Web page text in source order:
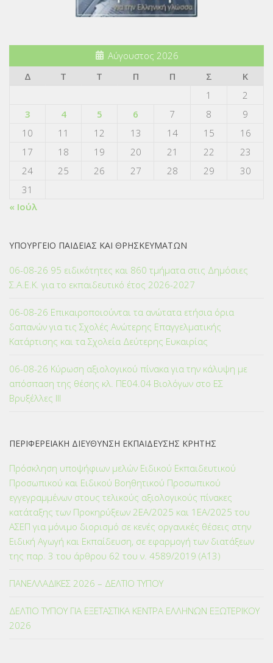
Αύγουστος 2026
Δ
Τ Τ Π Π Σ
Κ
1
2
3
4 5 6 7 8
9
10
11 12 13 14 15
16
17
18 19 20 21 22
23
24
25 26 27 28 29
30
31
« Ιούλ
ΥΠΟΥΡΓΕΙΟ ΠΑΙΔΕΙΑΣ ΚΑΙ ΘΡΗΣΚΕΥΜΑΤΩΝ
06-08-26 95 ειδικότητες και 860 τμήματα στις Δημόσιες
Σ.Α.Ε.Κ. για το εκπαιδευτικό έτος 2026-2027
06-08-26 Επικαιροποιούνται τα ανώτατα ετήσια όρια
δαπανών για τις Σχολές Ανώτερης Επαγγελματικής
Κατάρτισης και τα Σχολεία Δεύτερης Ευκαιρίας
06-08-26 Κύρωση αξιολογικού πίνακα για την κάλυψη με
απόσπαση της θέσης κλ. ΠΕ04.04 Βιολόγων στο ΕΣ
Βρυξέλλες ΙΙΙ
ΠΕΡΙΦΕΡΕΙΑΚΗ ΔΙΕΥΘΥΝΣΗ ΕΚΠΑΙΔΕΥΣΗΣ ΚΡΗΤΗΣ
Πρόσκληση υποψήφιων μελών Ειδικού Εκπαιδευτικού
Προσωπικού και Ειδικού Βοηθητικού Προσωπικού
εγγεγραμμένων στους τελικούς αξιολογικούς πίνακες
κατάταξης των Προκηρύξεων 2ΕΑ/2025 και 1ΕΑ/2025 του
ΑΣΕΠ για μόνιμο διορισμό σε κενές οργανικές θέσεις στην
Ειδική Αγωγή και Εκπαίδευση, σε εφαρμογή των διατάξεων
της παρ. 3 του άρθρου 62 του ν. 4589/2019 (Α΄13)
ΠΑΝΕΛΛΑΔΙΚΕΣ 2026 – ΔΕΛΤΙΟ ΤΥΠΟΥ
ΔΕΛΤΙΟ ΤΥΠΟΥ ΓΙΑ ΕΞΕΤΑΣΤΙΚΑ ΚΕΝΤΡΑ ΕΛΛΗΝΩΝ ΕΞΩΤΕΡΙΚΟΥ
2026